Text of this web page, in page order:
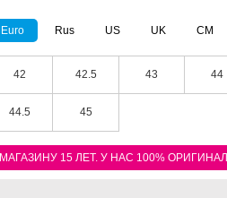
Euro Rus US UK CM
42 42.5 43 44
44.5 45
МАГАЗИНУ 15 ЛЕТ. У НАС 100% ОРИГИНАЛ